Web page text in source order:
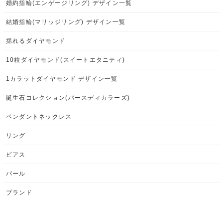
婚約指輪(エンゲージリング) デザイン一覧
結婚指輪(マリッジリング) デザイン一覧
揺れるダイヤモンド
10粒ダイヤモンド(スイートエタニティ)
1カラットダイヤモンド デザイン一覧
誕生石コレクション(バースディカラーズ)
ペンダントネックレス
リング
ピアス
パール
ブランド